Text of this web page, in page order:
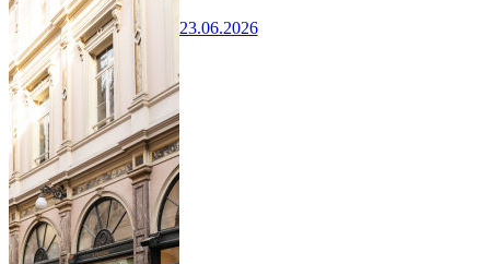
23.06.2026